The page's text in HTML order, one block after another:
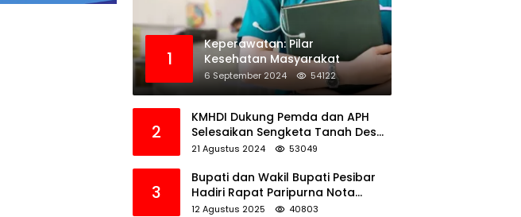
1
Keperawatan: Pilar
Kesehatan Masyarakat
6 September 2024 54122
2
KMHDI Dukung Pemda dan APH
Selesaikan Sengketa Tanah Desa
Tawamalewe
21 Agustus 2024 53049
3
Bupati dan Wakil Bupati Pesibar
Hadiri Rapat Paripurna Nota
Keuangan Ranperda APBD
12 Agustus 2025 40803